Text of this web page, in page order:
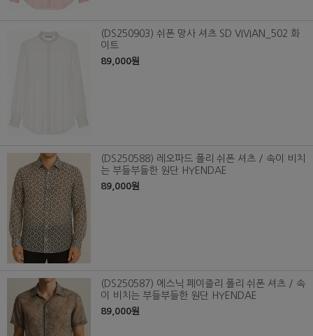
(DS250903) 쉬폰 망사 셔츠 SD VIVIAN_502 화
이트
89,000원
(DS250588) 레오파드 폴리 쉬폰 셔츠 / 속이 비치
는 부들부들한 원단 HYENDAE
89,000원
(DS250587) 에스닉 페이즐리 폴리 쉬폰 셔츠 / 속
이 비치는 부들부들한 원단 HYENDAE
89,000원